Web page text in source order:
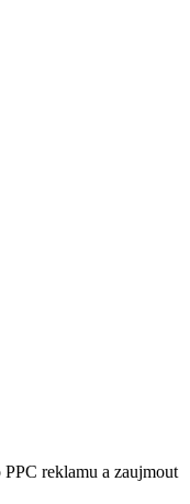
reklamu a zaujmout